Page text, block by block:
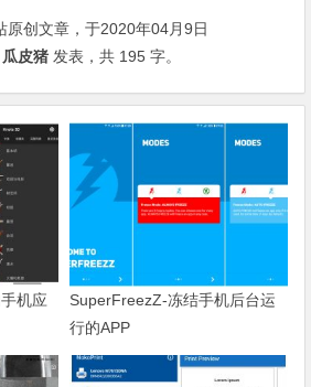
原创文章，于2020年04月9日
瓜皮猪 发表，共 195 字。
机应
SuperFreezZ-冻结手机后台运
行的APP